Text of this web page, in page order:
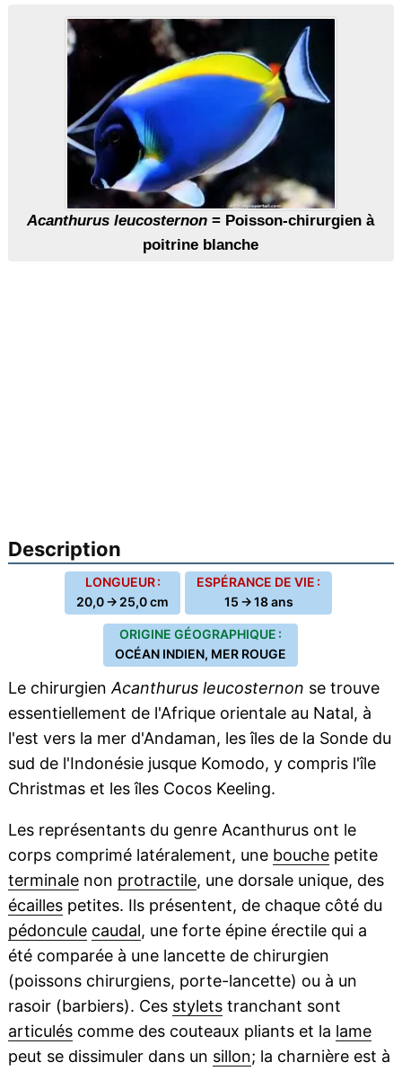
Acanthurus leucosternon = Poisson-chirurgien à
poitrine blanche
Description
LONGUEUR :
20,0 → 25,0 cm
ESPÉRANCE DE VIE :
15 → 18 ans
ORIGINE GÉOGRAPHIQUE :
OCÉAN INDIEN, MER ROUGE
Le chirurgien Acanthurus leucosternon se trouve
essentiellement de l'Afrique orientale au Natal, à
l'est vers la mer d'Andaman, les îles de la Sonde du
sud de l'Indonésie jusque Komodo, y compris l'île
Christmas et les îles Cocos Keeling.
Les représentants du genre Acanthurus ont le
corps comprimé latéralement, une bouchepetite
terminalenon protractile, une dorsale unique, des
écaillespetites. Ils présentent, de chaque côté du
pédoncule caudal, une forte épine érectile qui a
été comparée à une lancette de chirurgien
(poissons chirurgiens, porte-lancette) ou à un
rasoir (barbiers). Ces styletstranchant sont
articuléscomme des couteaux pliants et la lame
peut se dissimuler dans un sillon; la charnière est à